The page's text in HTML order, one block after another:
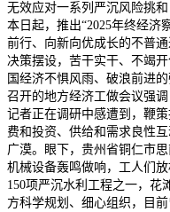
无效应对一系列严沉风险挑
本日起，推出“2025年终经济
前行、向新向优成长的不普
决策摆设，苦干实干、不竭
国经济不惧风雨、破浪前进
召开的地方经济工做会议强调
记者正在调研中感遭到，鞭
费和投资、供给和需求良性
广漠。眼下，贵州省铜仁市
机械设备轰鸣做响，工人们
150项严沉水利工程之一，花
方科学规划、细心组织，目